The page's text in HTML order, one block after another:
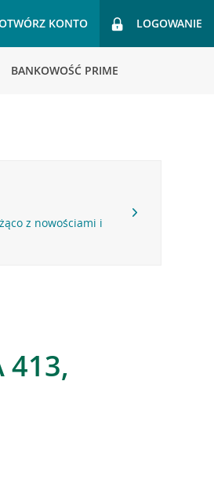
KONTO LOGOWANIE
BANKOWOŚĆ PRIME
z nowościami i
413,